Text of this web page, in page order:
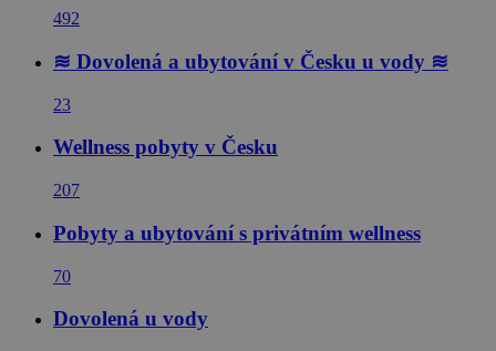
492
≋ Dovolená a ubytování v Česku u vody ≋
23
Wellness pobyty v Česku
207
Pobyty a ubytování s privátním wellness
70
Dovolená u vody